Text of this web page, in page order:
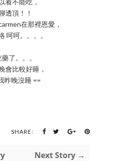
看不能吃，
透頂！！
在那裡恩愛，
呵呵。。。。
了。。。
會比較好睡，
昨晚沒睡 ==
SHARE:
Next Story →